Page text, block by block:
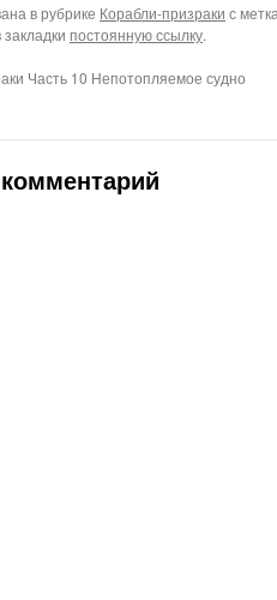
в рубрике Корабли-призраки с
постоянную ссылку.
Часть 10 Непотопляемое судно